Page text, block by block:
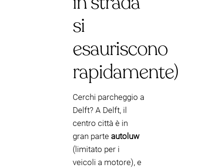
si
esauriscono
rapidamente)
Cerchi parcheggio a
Delft? A Delft, il
centro città è in
gran parte autoluw
(limitato per i
veicoli a motore), e